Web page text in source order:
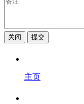
关闭 提交
主页